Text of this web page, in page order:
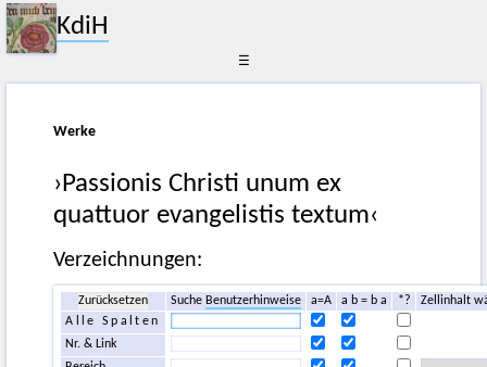
KdiH
☰
Werke
›Passionis Christi unum ex
quattuor evangelistis textum‹
Verzeichnungen:
Zurücksetzen SucheBenutzerhinweise a=A a b = b a *?
Zellinhalt
Alle Spalten
Nr. & Link